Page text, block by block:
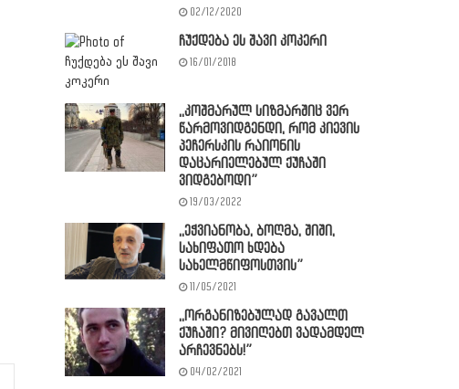
02/12/2020
ჩუქდება ეს შავი კოკერი
16/01/2018
,,კოშმარულ სიზმარშიც ვერ
წარმოვიდგენდი, რომ კიევის
პეჩერსკის რაიონის
დაცარიელებულ ქუჩაში
ვიდგებოდი”
19/03/2022
,,ეჭვიანობა, ბოღმა, შიში,
სახიფათო ხდება
სახელმწიფოსთვის”
11/05/2021
,,ორგანიზებულად გავალთ
ქუჩაში? მივიღებთ ვადამდელ
არჩევნებს!”
04/02/2021